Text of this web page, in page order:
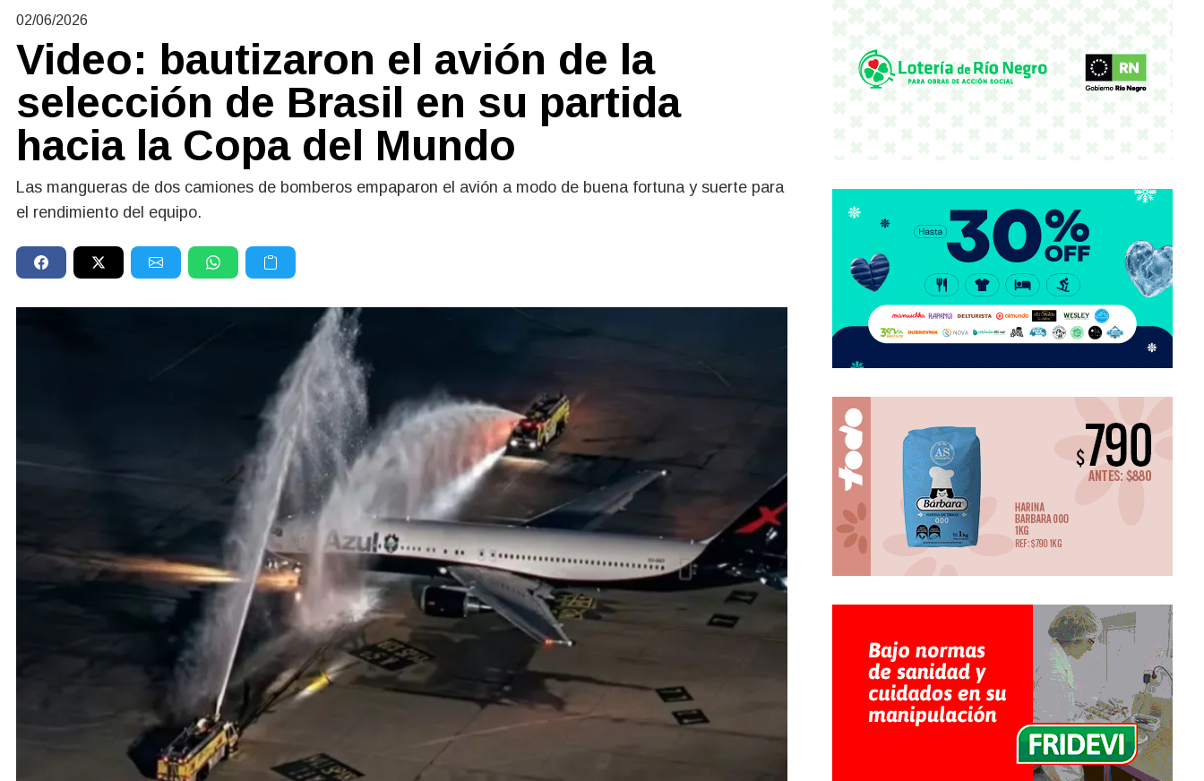
02/06/2026
Video: bautizaron el avión de la
selección de Brasil en su partida
hacia la Copa del Mundo
Las mangueras de dos camiones de bomberos empaparon el avión a modo de buena fortuna y suerte para
el rendimiento del equipo.